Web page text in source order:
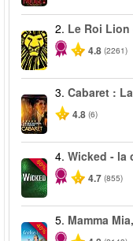
2. Le Roi
4.8 (2261)
3. Cabaret :
4.8 (6)
-50%
4. Wicked - la
4.7 (855)
-40%
5. Mamma